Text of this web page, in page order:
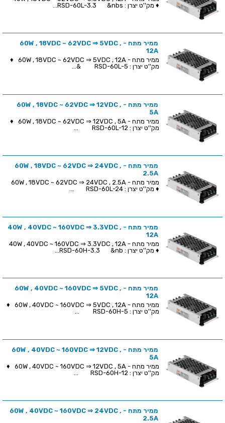
♦ מק''ט יצרן : RSD-60L-3.3 &nbs...
ממיר מתח - 60W , 18VDC ~ 62VDC ⇒ 5VDC ,
12A
ממיר מתח - 60W , 18VDC ~ 62VDC ⇒ 5VDC , 12A ♦
מק''ט יצרן : RSD-60L-5 &...
ממיר מתח - 60W , 18VDC ~ 62VDC ⇒ 12VDC ,
5A
ממיר מתח - 60W , 18VDC ~ 62VDC ⇒ 12VDC , 5A ♦
מק''ט יצרן : RSD-60L-12 ...
ממיר מתח - 60W , 18VDC ~ 62VDC ⇒ 24VDC ,
2.5A
♦ מק''ט יצרן : RSD-60L-24 ...
ממיר מתח - 40W , 40VDC ~ 160VDC ⇒ 3.3VDC ,
12A
♦ מק''ט יצרן : RSD-60H-3.3 &nb...
ממיר מתח - 60W , 40VDC ~ 160VDC ⇒ 5VDC ,
12A
ממיר מתח - 60W , 40VDC ~ 160VDC ⇒ 5VDC , 12A ♦
מק''ט יצרן : RSD-60H-5 ...
ממיר מתח - 60W , 40VDC ~ 160VDC ⇒ 12VDC ,
5A
ממיר מתח - 60W , 40VDC ~ 160VDC ⇒ 12VDC , 5A ♦
מק''ט יצרן : RSD-60H-12 ...
ממיר מתח - 60W , 40VDC ~ 160VDC ⇒ 24VDC ,
2.5A